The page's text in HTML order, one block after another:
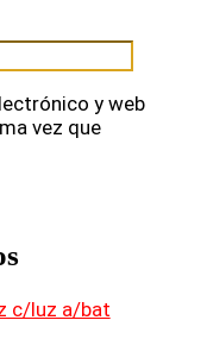
y web
vez que